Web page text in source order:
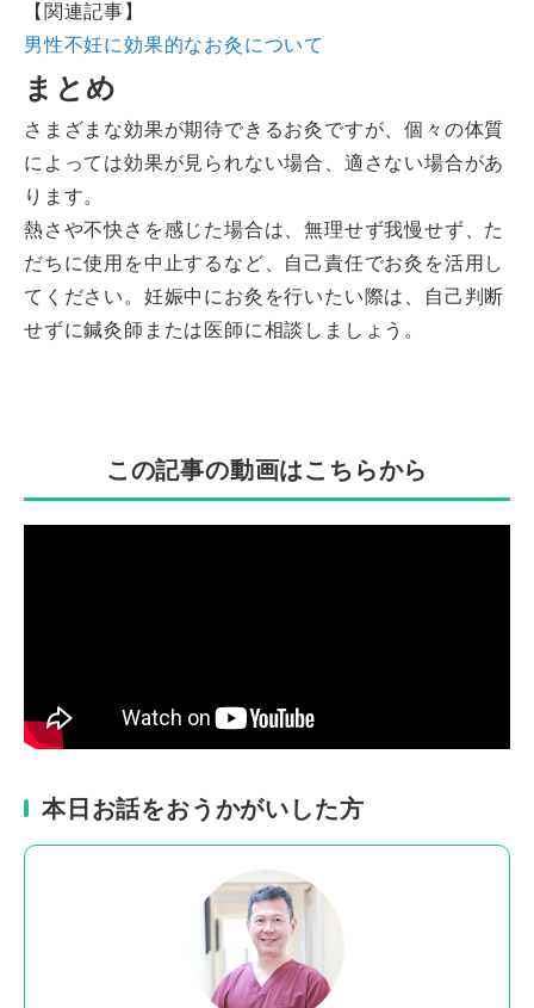
【関連記事】
男性不妊に効果的なお灸について
まとめ
さまざまな効果が期待できるお灸ですが、個々の体質
によっては効果が見られない場合、適さない場合があ
ります。
熱さや不快さを感じた場合は、無理せず我慢せず、た
だちに使用を中止するなど、自己責任でお灸を活用し
てください。妊娠中にお灸を行いたい際は、自己判断
せずに鍼灸師または医師に相談しましょう。
この記事の動画はこちらから
本日お話をおうかがいした方